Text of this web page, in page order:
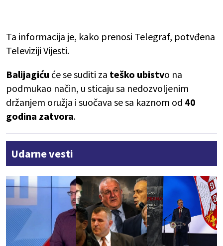
Ta informacija je, kako prenosi Telegraf, potvđena
Televiziji Vijesti.
Balijagiću će se suditi za teško ubistvo na
podmukao način, u sticaju sa nedozvoljenim
držanjem oružja i suočava se sa kaznom od 40
godina zatvora.
Udarne vesti